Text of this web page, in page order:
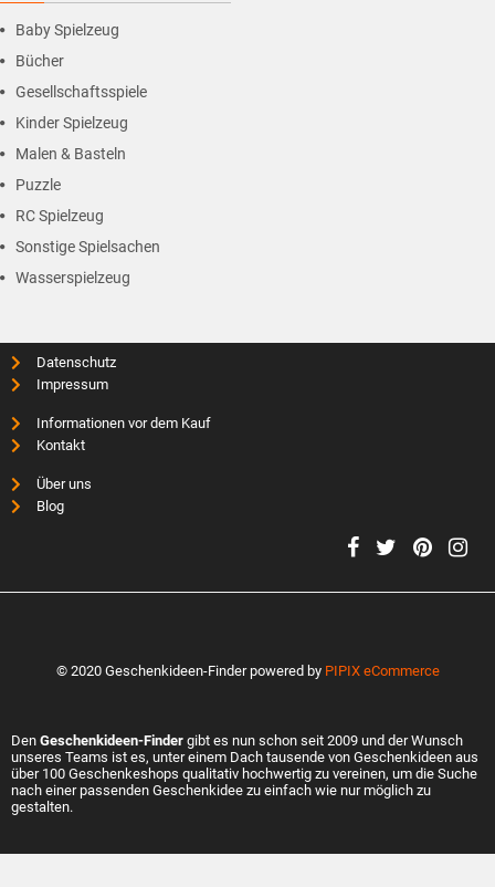
Baby Spielzeug
Bücher
Gesellschaftsspiele
Kinder Spielzeug
Malen & Basteln
Puzzle
RC Spielzeug
Sonstige Spielsachen
Wasserspielzeug
Datenschutz
Impressum
Informationen vor dem Kauf
Kontakt
Über uns
Blog
© 2020 Geschenkideen-Finder powered by PIPIX eCommerce
Den Geschenkideen-Finder gibt es nun schon seit 2009 und der Wunsch
unseres Teams ist es, unter einem Dach tausende von Geschenkideen aus
über 100 Geschenkeshops qualitativ hochwertig zu vereinen, um die Suche
nach einer passenden Geschenkidee zu einfach wie nur möglich zu
gestalten.